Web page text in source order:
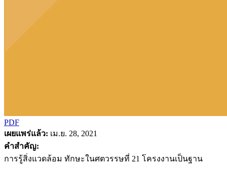
PDF
เผยแพร่แล้ว: เม.ย. 28, 2021
คำสำคัญ:
การรู้สิ่งแวดล้อม ทักษะในศตวรรษที่ 21 โครงงานเป็นฐาน